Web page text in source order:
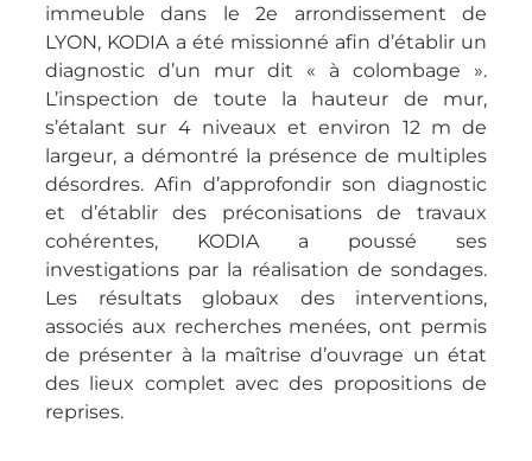
immeuble dans le 2e arrondissement de
LYON, KODIA a été missionné afin d’établir un
diagnostic d’un mur dit « à colombage ».
L’inspection de toute la hauteur de mur,
s’étalant sur 4 niveaux et environ 12 m de
largeur, a démontré la présence de multiples
désordres. Afin d’approfondir son diagnostic
et d’établir des préconisations de travaux
cohérentes, KODIA a poussé ses
investigations par la réalisation de sondages.
Les résultats globaux des interventions,
associés aux recherches menées, ont permis
de présenter à la maîtrise d’ouvrage un état
des lieux complet avec des propositions de
reprises.